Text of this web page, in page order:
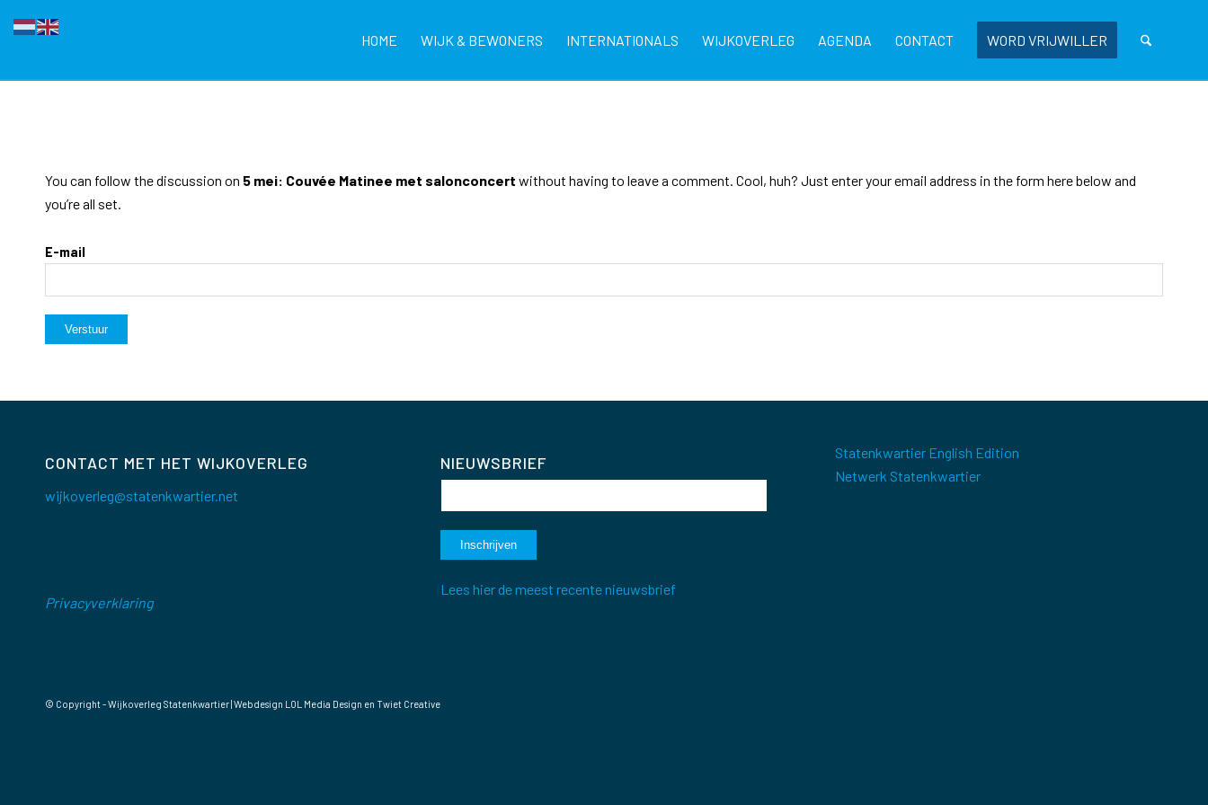
HOME WIJK & BEWONERS INTERNATIONALS WIJKOVERLEG AGENDA CONTACT WORD VRIJWILLER
You can follow the discussion on 5 mei: Couvée Matinee met salonconcert without having to leave a comment. Cool, huh? Just enter your email address in the form here below and
you’re all set.
E-mail
CONTACT MET HET WIJKOVERLEG
wijkoverleg@statenkwartier.net
Privacyverklaring
NIEUWSBRIEF
Lees hier de meest recente nieuwsbrief
Statenkwartier English Edition
Netwerk Statenkwartier
© Copyright - Wijkoverleg Statenkwartier | Webdesign LOL Media Design en Twiet Creative